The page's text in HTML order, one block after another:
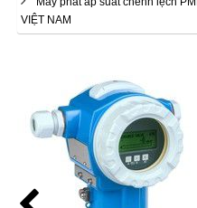
VIỆT NAM